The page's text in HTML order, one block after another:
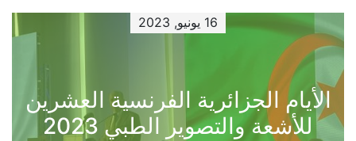
16 يونيو, 2023
الأيام الجزائرية الفرنسية العشرين
للأشعة والتصوير الطبي 2023